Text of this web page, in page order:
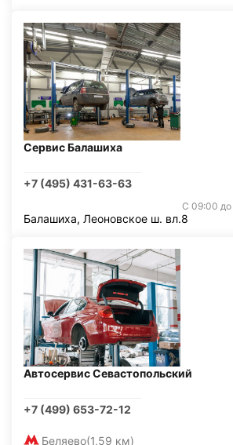
Сервис Балашиха
+7 (495) 431-63-63
С 09:00 до
Балашиха, Леоновское ш. вл.8
Автосервис Севастопольский
+7 (499) 653-72-12
Беляево(1,59 км)